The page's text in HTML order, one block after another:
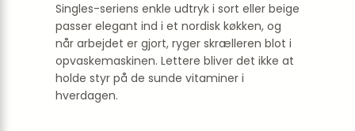
Singles-seriens enkle udtryk i sort eller beige
passer elegant ind i et nordisk køkken, og
når arbejdet er gjort, ryger skrælleren blot i
opvaskemaskinen. Lettere bliver det ikke at
holde styr på de sunde vitaminer i
hverdagen.